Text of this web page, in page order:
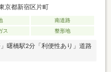
京都新宿区片町
南道路
ス 整形地
曙橋駅2分「利便性あり」道路